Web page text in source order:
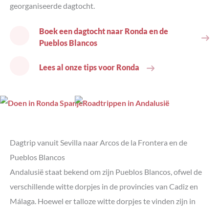
georganiseerde dagtocht.
Boek een dagtocht naar Ronda en de
Pueblos Blancos
Lees al onze tips voor Ronda
Dagtripvanuit Sevilla naar Arcos de la Frontera en de
Pueblos Blancos
Andalusië staat bekend om zijn Pueblos Blancos, ofwel de
verschillende witte dorpjes in de provincies van Cadiz en
Málaga. Hoewel er talloze witte dorpjes te vinden zijn in